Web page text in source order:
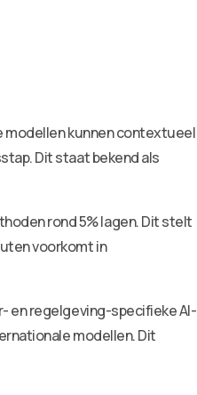
modellen kunnen contextueel
Dit staat bekend als
rond 5% lagen. Dit stelt
voorkomt in
en regelgeving-specifieke AI-
modellen. Dit